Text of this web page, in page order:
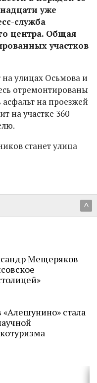
уже
служба
центра. Общая
участков
улицах Осьмова и
отремонтированы
на проезжей
на участке 360
станет улица
^
Мещеряков
стала